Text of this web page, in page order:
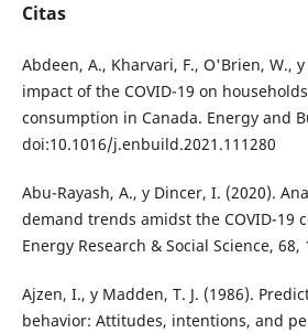
Citas
Abdeen, A., Kharvari, F., O'Brien, W.,
impact of the COVID-19 on
consumption in Canada. Energy and
doi:10.1016/j.enbuild.2021.111280
Abu-Rayash, A., y Dincer, I. (2020).
demand trends amidst the COVID-19
Energy Research & Social Science, 68,
Ajzen, I., y Madden, T. J. (1986).
behavior: Attitudes, intentions, and